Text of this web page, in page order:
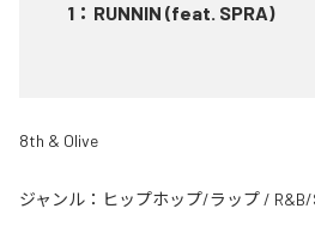
1 ： RUNNIN (feat. SPRA)
8th & Olive
ジャンル： ヒップホップ/ラップ /